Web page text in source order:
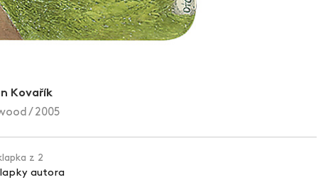
Kovařík
/ 2005
z 2
autora